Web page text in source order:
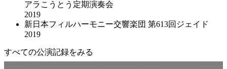
アラこうとう定期演奏会
2019
新日本フィルハーモニー交響楽団 第613回ジェイド
2019
すべての公演記録をみる